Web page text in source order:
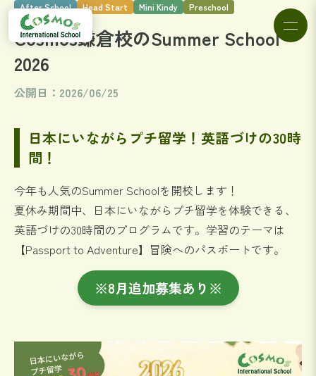
After School Head Start Mini Kindy Preschool
Cosmos鎌倉校のSummer School
2026
公開日：2026/06/25
日本にいながらプチ留学！英語づけの30時
間！
今年も人気のSummer Schoolを開校します！
夏休み期間中、日本にいながらプチ留学を体験できる、
英語づけの30時間のプログラムです。学習のテーマは
【Passport to Adventure】冒険へのパスポートです。
※8月追加募集あり※